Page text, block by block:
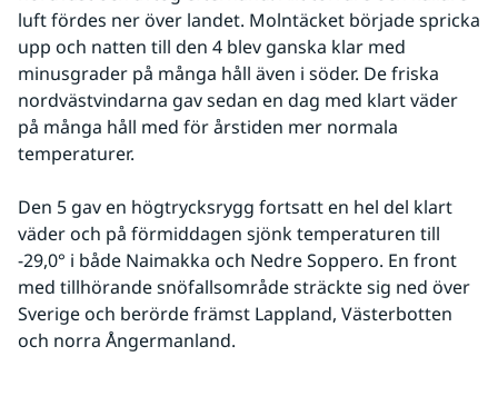
luft fördes ner över landet. Molntäcket började spricka
upp och natten till den 4 blev ganska klar med
minusgrader på många håll även i söder. De friska
nordvästvindarna gav sedan en dag med klart väder
på många håll med för årstiden mer normala
temperaturer.
Den 5 gav en högtrycksrygg fortsatt en hel del klart
väder och på förmiddagen sjönk temperaturen till
-29,0° i både Naimakka och Nedre Soppero. En front
med tillhörande snöfallsområde sträckte sig ned över
Sverige och berörde främst Lappland, Västerbotten
och norra Ångermanland.